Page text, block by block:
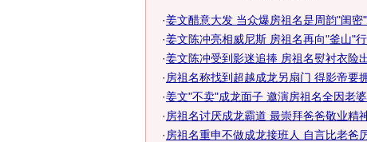
·姜文醋意大发 当众爆房祖名是周韵"闺密
·姜文陈冲亮相威尼斯 房祖名再向"釜山"
·姜文陈冲受到影迷追捧 房祖名熨衬衣险
· 房祖名称找到超越成龙另扇门 得影帝要拥
·姜文"不卖"成龙面子 邀演房祖名全因老
· 房祖名讨厌成龙霸道 最崇拜爸爸敬业精神
· 房祖名重申不做成龙接班人 自言比老爸厉